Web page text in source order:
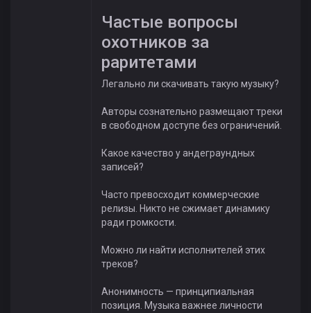
Частые вопросы
охотников за
раритетами
Легально ли скачивать такую музыку?
Авторы сознательно размещают треки
в свободном доступе без ограничений.
Какое качество у андеграундных
записей?
Часто превосходит коммерческие
релизы. Никто не сжимает динамику
ради громкости.
Можно ли найти исполнителей этих
треков?
Анонимность — принципиальная
позиция. Музыка важнее личности